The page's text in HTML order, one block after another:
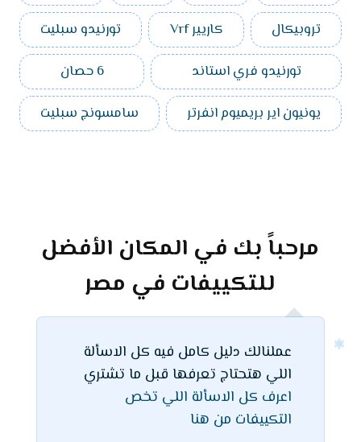
تروبيكال
كاريير Vrf
تورنيدو سبليت
تورنيدو فري استاند
6 حصان
يونيون اير بريميوم انفرتر
سامسونج سبليت
مرحباً بك في المكان الأفضل
للتكييفات في مصر
عملنالك دليل كامل فيه كل الاسألة
اللي هتحتاج تعرفها قبل ما تشتري
اعرف كل الاسألة اللي تخص
التكييفات من هنا